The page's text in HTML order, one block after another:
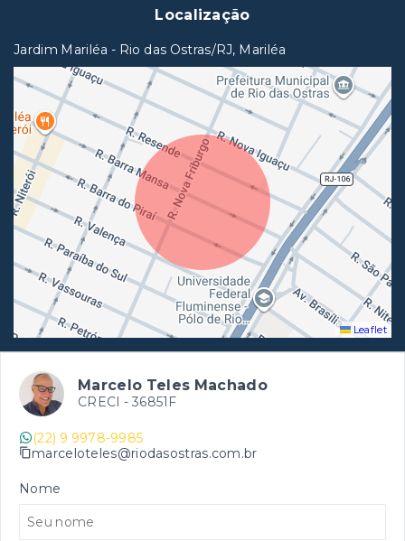
Localização
Jardim Mariléa - Rio das Ostras/RJ, Mariléa
Leaflet
Marcelo Teles Machado
CRECI - 36851F
(22) 9 9978-9985
marceloteles@riodasostras.com.br
Nome